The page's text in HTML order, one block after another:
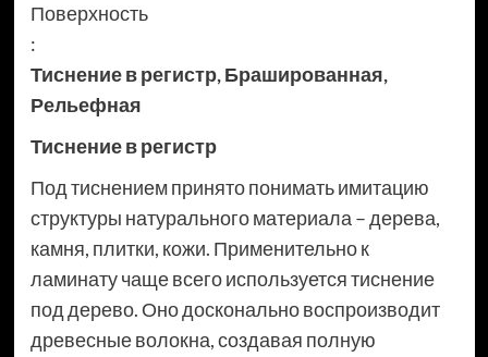
Поверхность
:
Тиснение в регистр,Брашированная,
Рельефная
Тиснение в регистр
Под тиснением принято понимать имитацию
структуры натурального материала – дерева,
камня, плитки, кожи. Применительно к
ламинату чаще всего используется тиснение
под дерево. Оно досконально воспроизводит
древесные волокна, создавая полную